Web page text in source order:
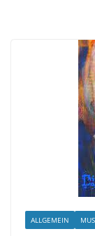
ALLGEMEIN